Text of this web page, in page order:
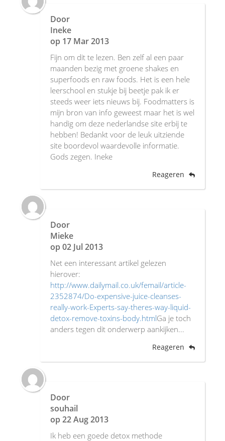
Door
Ineke
op 17 Mar 2013
Fijn om dit te lezen. Ben zelf al een paar
maanden bezig met groene shakes en
superfoods en raw foods. Het is een hele
leerschool en stukje bij beetje pak ik er
steeds weer iets nieuws bij. Foodmatters is
mijn bron van info geweest maar het is wel
handig om deze nederlandse site erbij te
hebben! Bedankt voor de leuk uitziende
site boordevol waardevolle informatie.
Gods zegen. Ineke
Reageren
Door
Mieke
op 02 Jul 2013
Net een interessant artikel gelezen
hierover:
http://www.dailymail.co.uk/femail/article-
2352874/Do-expensive-juice-cleanses-
really-work-Experts-say-theres-way-liquid-
detox-remove-toxins-body.htmlGa je toch
anders tegen dit onderwerp aankijken...
Reageren
Door
souhail
op 22 Aug 2013
Ik heb een goede detox methode